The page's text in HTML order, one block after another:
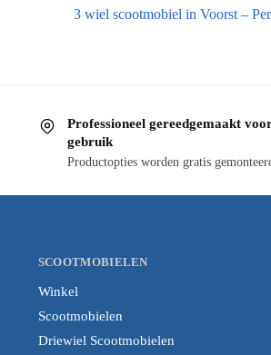
3 wiel scootmobiel in Voorst –
Professioneel gereedgemaakt
gebruik
Productopties worden gratis
SCOOTMOBIELEN
Winkel
Scootmobielen
Driewiel Scootmobielen